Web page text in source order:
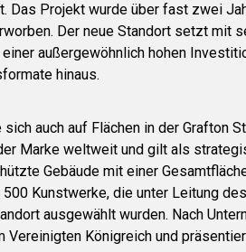
Das Projekt wurde über fast zwei
Der neue Standort setzt mit
außergewöhnlich hohen
hinaus.
auch auf Flächen in der Grafton
Marke weltweit und gilt als
Gebäude mit einer
500 Kunstwerke, die unter Leitung
ausgewählt wurden. Nach
Vereinigten Königreich und